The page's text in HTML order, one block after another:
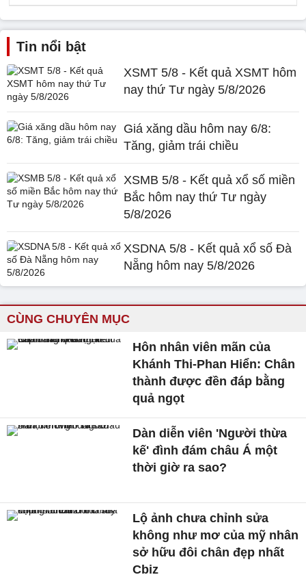
Tin nổi bật
XSMT 5/8 - Kết quả XSMT hôm
nay thứ Tư ngày 5/8/2026
Giá xăng dầu hôm nay 6/8:
Tăng, giảm trái chiều
XSMB 5/8 - Kết quả xổ số miền
Bắc hôm nay thứ Tư ngày
5/8/2026
XSDNA 5/8 - Kết quả xổ số Đà
Nẵng hôm nay 5/8/2026
CÙNG CHUYÊN MỤC
Hôn nhân viên mãn của
Khánh Thi-Phan Hiển: Chân
thành được đền đáp bằng
quả ngọt
Dàn diễn viên 'Người thừa
kế' đình đám châu Á một
thời giờ ra sao?
Lộ ảnh chưa chỉnh sửa
không như mơ của mỹ nhân
sở hữu đôi chân đẹp nhất
Cbiz